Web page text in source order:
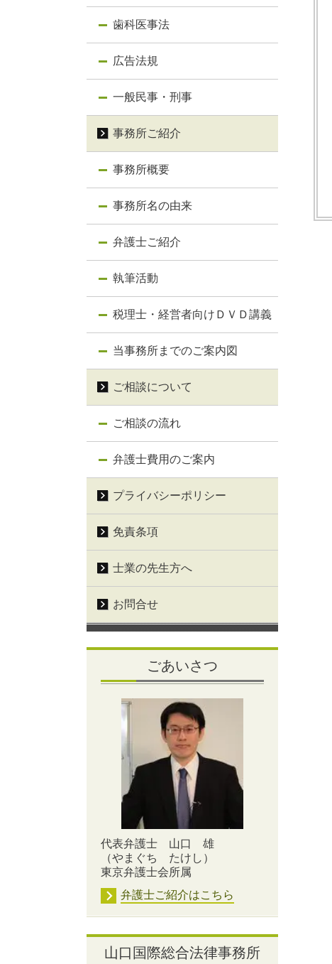
歯科医事法
広告法規
一般民事・刑事
事務所ご紹介
事務所概要
事務所名の由来
弁護士ご紹介
執筆活動
税理士・経営者向けＤＶＤ講義
当事務所までのご案内図
ご相談について
ご相談の流れ
弁護士費用のご案内
プライバシーポリシー
免責条項
士業の先生方へ
お問合せ
ごあいさつ
代表弁護士 山口 雄
（やまぐち たけし）
東京弁護士会所属
弁護士ご紹介はこちら
山口国際総合法律事務所